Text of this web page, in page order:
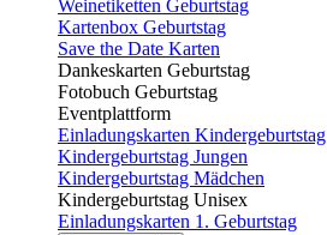
Weinetiketten Geburtstag
Kartenbox Geburtstag
Save the Date Karten
Dankeskarten Geburtstag
Fotobuch Geburtstag
Eventplattform
Einladungskarten Kindergeburtstag
Kindergeburtstag Jungen
Kindergeburtstag Mädchen
Kindergeburtstag Unisex
Einladungskarten 1. Geburtstag